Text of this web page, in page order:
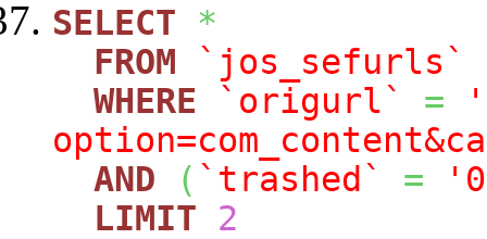
SELECT
*
FROM
`jos_sefurls`
WHERE
`origurl` =
AND
( `trashed` =
LIMIT
2